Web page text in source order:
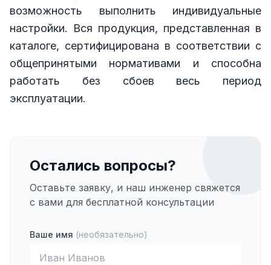
возможность выполнить индивидуальные
настройки. Вся продукция, представленная в
каталоге, сертифицирована в соответствии с
общепринятыми нормативами и способна
работать без сбоев весь период
эксплуатации.
Остались вопросы?
Оставьте заявку, и наш инженер свяжется
с вами для бесплатной консультации
Ваше имя (необязательно)